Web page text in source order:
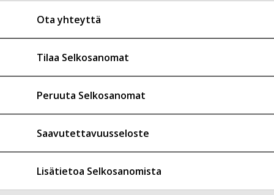
Ota yhteyttä
Tilaa Selkosanomat
Peruuta Selkosanomat
Saavutettavuusseloste
Lisätietoa Selkosanomista